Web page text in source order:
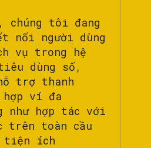
tôi đang
nối người dùng
vụ trong hệ
dùng số,
trợ thanh
ví đa
như hợp tác với
trên toàn cầu
tiện ích